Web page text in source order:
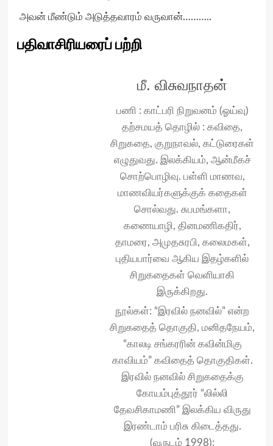
அவன் மீண்டும் அடுத்தவாரம் வருவான்………..
பதிவாசிரியரைப் பற்றி
மீ. விசுவநாதன்
பணி : காட்பரி நிறுவனம் (ஓய்வு)
தற்சமயத் தொழில் : கவிதை,
சிறுகதை, குறுநாவல், கட்டுரைகள்
எழுதுவது. இலக்கியம், ஆன்மீகச்
சொற்பொழிவு. பள்ளி மாணவ,
மாணவியர்களுக்குக் கதைகள்
சொல்வது. சுபமங்களா,
கணையாழி, தினமணிகதிர்,
தாமரை, அமுதசுரபி, கலைமகள்,
புதியபார்வை ஆகிய இதழ்களில்
சிறுகதைகள் வெளியாகி
இருக்கிறது.
நூல்கள்: “இரவில் நனவில்” என்ற
சிறுகதைத் தொகுதி, மனிதநேயம்,
“காலடி சங்கரரின் கவின்மிகு
காவியம்” கவிதைத் தொகுதிகள்.
இரவில் நனவில் சிறுகதைக்கு
கோயம்புத்தூர் “லில்லி
தேவசிகாமணி” இலக்கிய விருது
இரண்டாம் பரிசு கிடைத்தது.
(வருடம் 1998):